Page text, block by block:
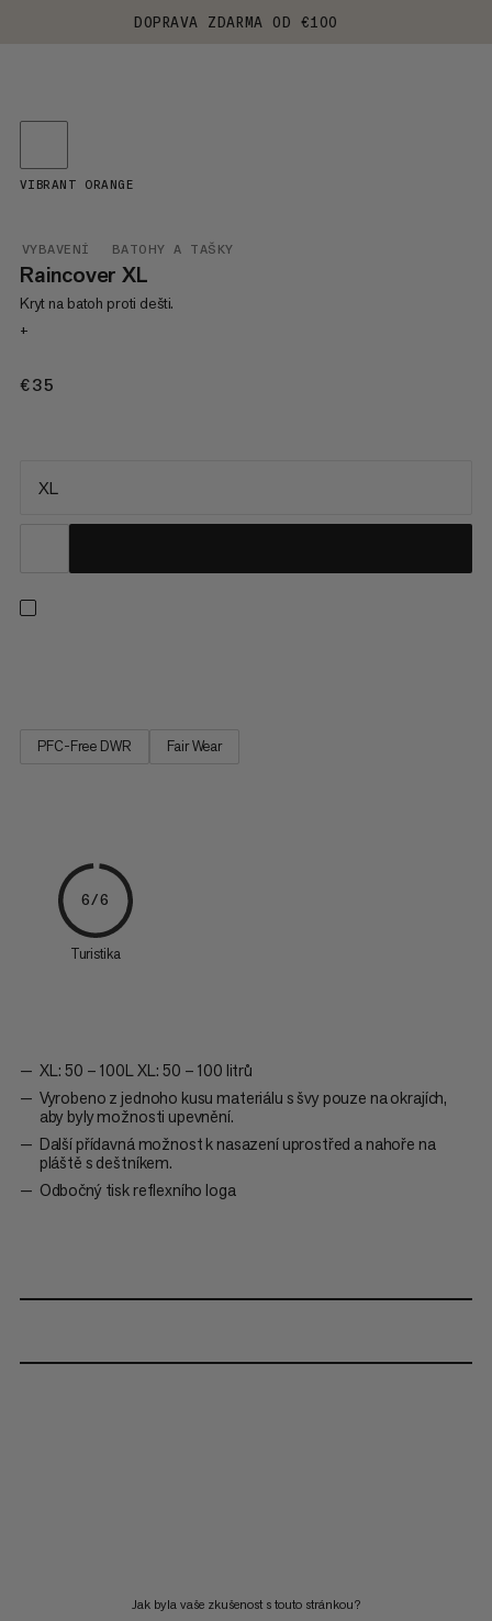
DOPRAVA ZDARMA OD €100
VYBAVENÍ BATOHY A TAŠKY
Raincover XL
Kryt na batoh proti dešti.
+
€35
VIBRANT ORANGE
XL
PFC-Free DWR Fair Wear
6/6
Turistika
XL: 50 – 100L XL: 50 – 100 litrů
Vyrobeno z jednoho kusu materiálu s švy pouze na okrajích,
aby byly možnosti upevnění.
Další přídavná možnost k nasazení uprostřed a nahoře na
pláště s deštníkem.
Odbočný tisk reflexního loga
Jak byla vaše zkušenost s touto stránkou?